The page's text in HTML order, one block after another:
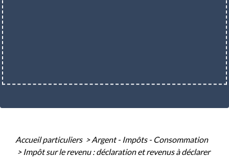
Accueil particuliers > Argent - Impôts - Consommation
> Impôt sur le revenu : déclaration et revenus à déclarer